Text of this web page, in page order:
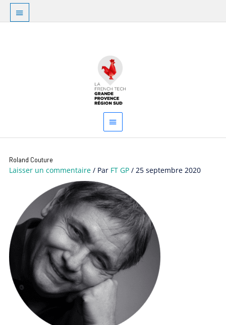
Aller
contenu
Au
dessus
principal
Roland Couture
Laisser un commentaire / Par FT GP/25 septembre 2020